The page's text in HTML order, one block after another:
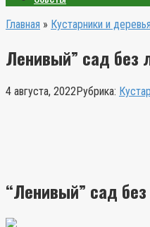
Главная » Кустарники и деревья
Ленивый” сад без
4 августа, 2022Рубрика:
“Ленивый” сад